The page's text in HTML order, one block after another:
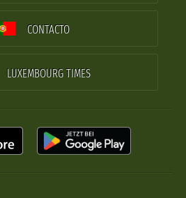
CONTACTO
LUXEMBOURG TIMES